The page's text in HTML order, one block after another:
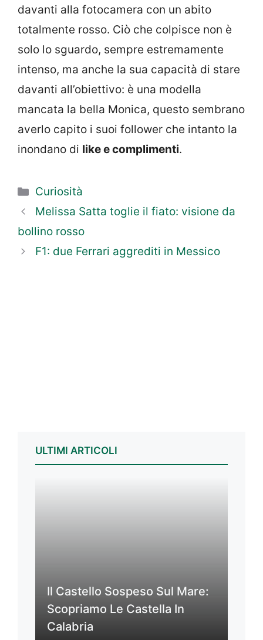
davanti alla fotocamera con un abito
totalmente rosso. Ciò che colpisce non è
solo lo sguardo, sempre estremamente
intenso, ma anche la sua capacità di stare
davanti all’obiettivo: è una modella
mancata la bella Monica, questo sembrano
averlo capito i suoi follower che intanto la
inondano di like e complimenti.
Categorie
Curiosità
Melissa Satta toglie il fiato: visione da
bollino rosso
F1: due Ferrari aggrediti in Messico
ULTIMI ARTICOLI
Il Castello Sospeso Sul Mare:
Scopriamo Le Castella In
Calabria